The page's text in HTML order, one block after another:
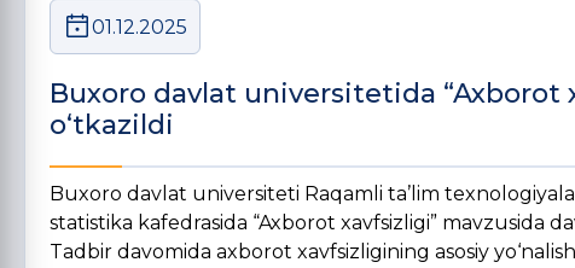
01.12.2025
Buxoro davlat universitetida “Axborot
o‘tkazildi
Buxoro davlat universiteti Raqamli ta’lim
statistika kafedrasida “Axborot xavfsizligi” mavzusida
Tadbir davomida axborot xavfsizligining asosiy